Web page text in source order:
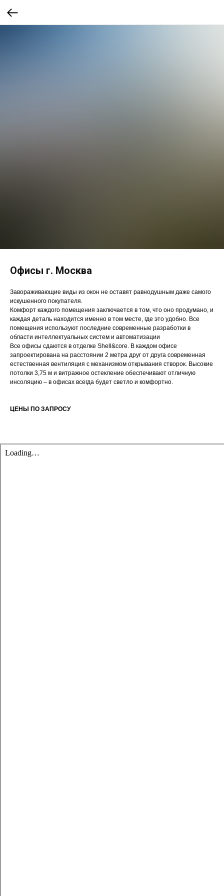
Офисы г. Москва
Завораживающие виды из окон не оставят равнодушным даже самого
искушенного покупателя.
Комфорт каждого помещения заключается в том, что оно продумано, и
каждая деталь находится именно в том месте, где это удобно. Все
помещения используют последние современные разработки в
области интеллектуальных систем и автоматизации
Все офисы сдаются в отделке Shell&core. В каждом офисе
запроектирована на расстоянии 2 метра друг от друга современная
естественная вентиляция с механизмом открывания створок. Высокие
потолки 3,75 м и витражное остекление обеспечивают отличную
инсоляцию – в офисах всегда будет светло и комфортно.
ЦЕНЫ ПО ЗАПРОСУ